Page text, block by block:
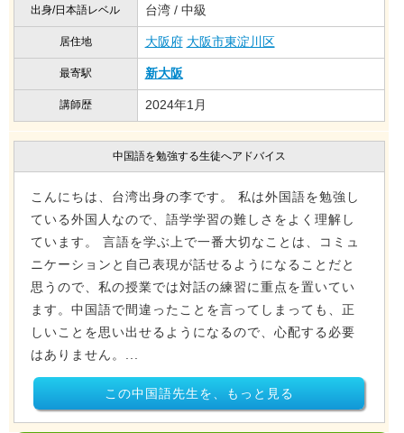
出身/日本語レベル 台湾 / 中級
居住地 大阪府 大阪市東淀川区
最寄駅 新大阪
講師歴 2024年1月
中国語を勉強する生徒へアドバイス
こんにちは、台湾出身の李です。 私は外国語を勉強し
ている外国人なので、語学学習の難しさをよく理解し
ています。 言語を学ぶ上で一番大切なことは、コミュ
ニケーションと自己表現が話せるようになることだと
思うので、私の授業では対話の練習に重点を置いてい
ます。中国語で間違ったことを言ってしまっても、正
しいことを思い出せるようになるので、心配する必要
はありません。...
この中国語先生を、もっと見る